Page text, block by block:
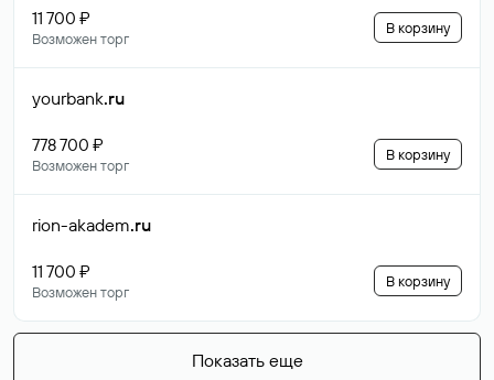
11 700 ₽
Возможен торг
В корзину
yourbank.ru
778 700 ₽
Возможен торг
В корзину
rion-akadem.ru
11 700 ₽
Возможен торг
В корзину
Показать еще